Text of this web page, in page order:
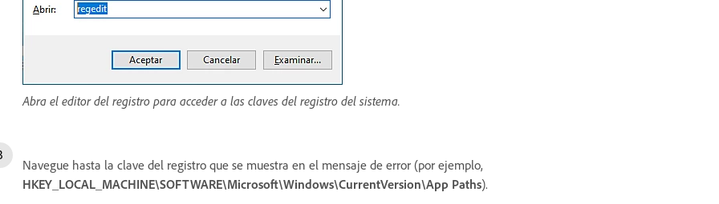
Abra el editor del registro para acceder a las claves del registro del sistema.
Navegue hasta la clave del registro que se muestra en el mensaje de error (por ejemplo,
HKEY_LOCAL_MACHINE\SOFTWARE\Microsoft\Windows\CurrentVersion\App Paths).